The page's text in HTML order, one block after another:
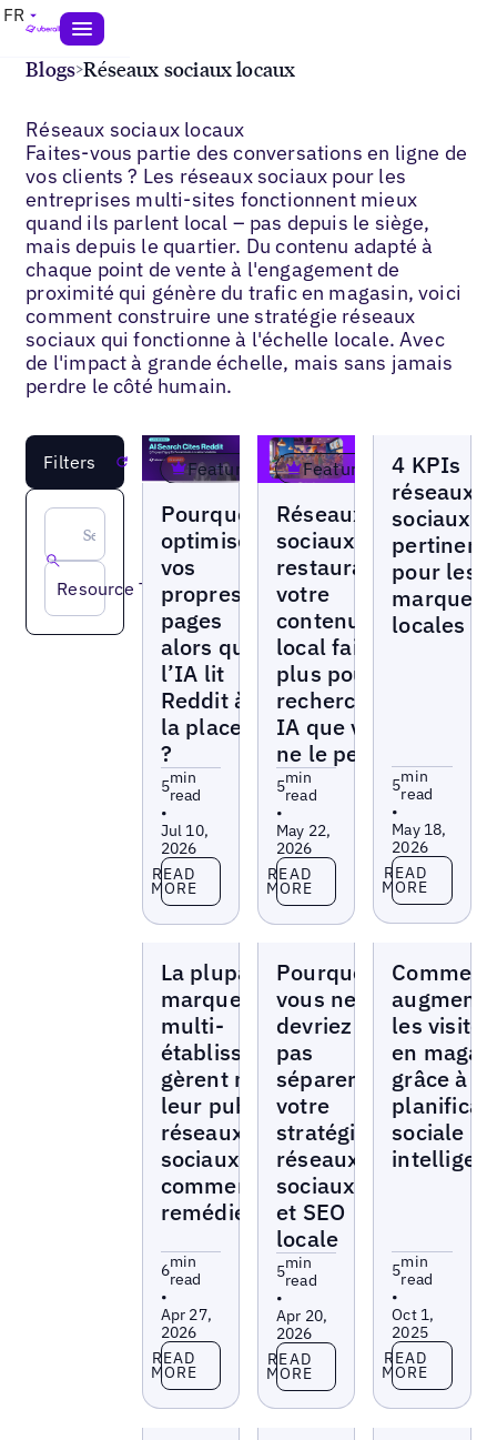
FR
Blogs>Réseaux sociaux locaux
Réseaux sociaux locaux
Faites-vous partie des conversations en ligne de
vos clients ? Les réseaux sociaux pour les
entreprises multi-sites fonctionnent mieux
quand ils parlent local – pas depuis le siège,
mais depuis le quartier. Du contenu adapté à
chaque point de vente à l'engagement de
proximité qui génère du trafic en magasin, voici
comment construire une stratégie réseaux
sociaux qui fonctionne à l'échelle locale. Avec
de l'impact à grande échelle, mais sans jamais
perdre le côté humain.
Filters Reset
Resource Type
Featured
Pourquoi
optimiser
vos
propres
pages
alors que
l’IA lit
Reddit à
la place
?
5min
read
•
Jul 10,
2026
Read more
READ
MORE
Featured
Réseaux
sociaux pour
restaurants :
votre
contenu
local fait
plus pour la
recherche
IA que vous
ne le pensez
5min
read
•
May 22,
2026
Read more
READ
MORE
4 KPIs
réseaux
sociaux
pour les
marques
locales
5min
read
•
May 18,
2026
Read more
READ
MORE
La plupart des
marques
multi-
établissements
gèrent mal
leur publicité
réseaux
sociaux — voici
comment y
remédier
6min
read
•
Apr 27,
2026
Read more
READ
MORE
Pourquoi
vous ne
devriez
pas
séparer
votre
stratégie
réseaux
sociaux
et SEO
locale
5min
read
•
Apr 20,
2026
Read more
READ
MORE
Comment
les visites
en
grâce à
sociale
5min
read
•
Oct 1,
2025
Read more
READ
MORE